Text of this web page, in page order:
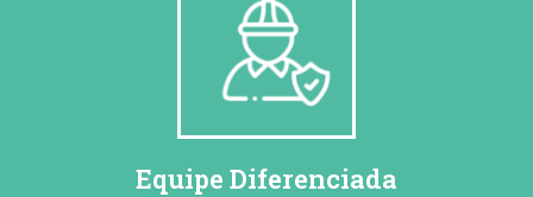
Equipe Diferenciada